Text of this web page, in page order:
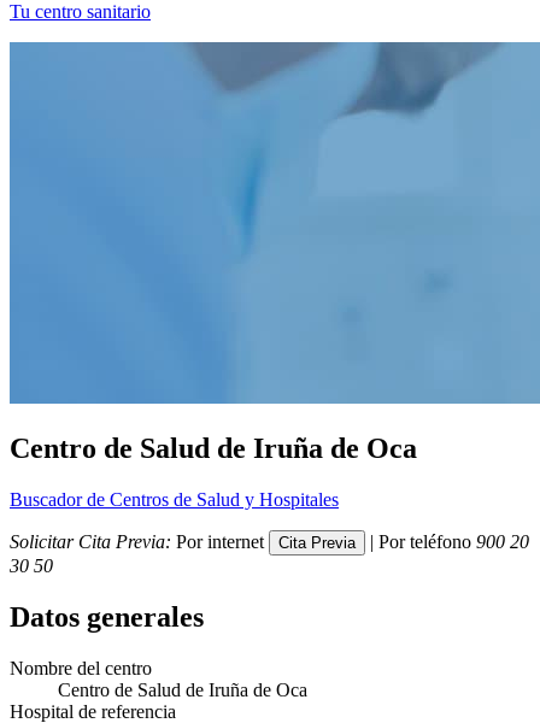
Tu centro sanitario
Centro de Salud de Iruña de Oca
Buscador de Centros de Salud y Hospitales
Solicitar Cita Previa: Por internet | Por teléfono 900 20
30 50
Datos generales
Nombre del centro
Centro de Salud de Iruña de Oca
Hospital de referencia